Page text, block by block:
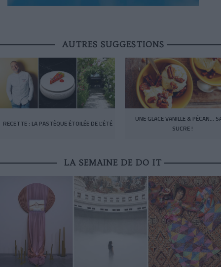
AUTRES SUGGESTIONS
RECETTE : LA PASTÈQUE ÉTOILÉE DE L’ÉTÉ
UNE GLACE VANILLE & PÉCAN…
SUCRE !
LA SEMAINE DE DO IT